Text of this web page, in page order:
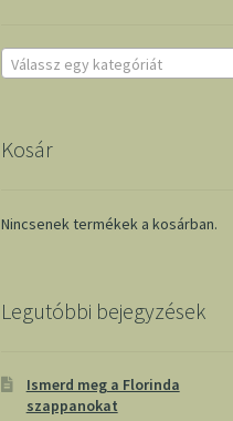
Válassz egy kategóriát
Kosár
Nincsenek termékek a kosárban.
Legutóbbi bejegyzések
Ismerd meg a Florinda
szappanokat